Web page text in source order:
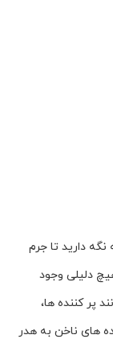
دارید تا جرم
دلیلى وجود
پر کننده ها،
هاى ناخن به هدر